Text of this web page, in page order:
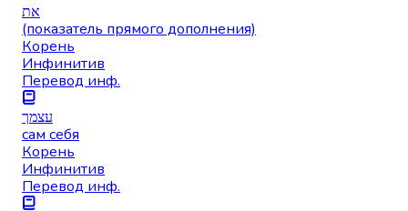
את
(показатель прямого дополнения)
Корень
Инфинитив
Перевод инф.
עצמך
сам себя
Корень
Инфинитив
Перевод инф.